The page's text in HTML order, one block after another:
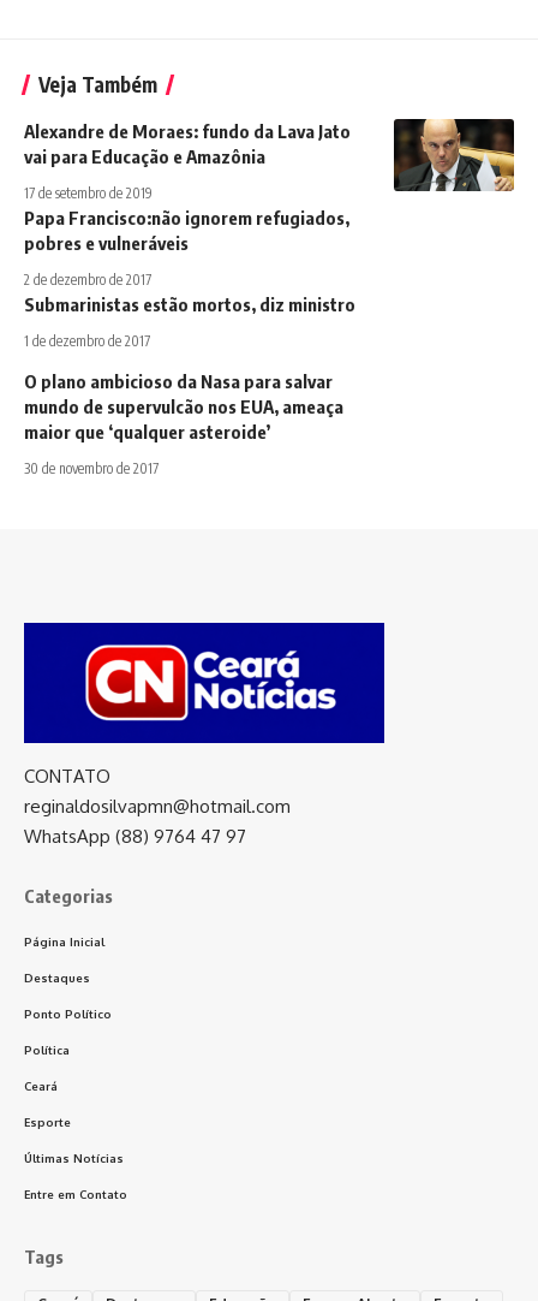
Veja Também
Alexandre de Moraes: fundo da Lava Jato
vai para Educação e Amazônia
17 de setembro de 2019
Papa Francisco:não ignorem refugiados,
pobres e vulneráveis
2 de dezembro de 2017
Submarinistas estão mortos, diz ministro
1 de dezembro de 2017
O plano ambicioso da Nasa para salvar
mundo de supervulcão nos EUA, ameaça
maior que ‘qualquer asteroide’
30 de novembro de 2017
CONTATO
reginaldosilvapmn@hotmail.com
WhatsApp (88) 9764 47 97
Categorias
Página Inicial
Destaques
Ponto Político
Política
Ceará
Esporte
Últimas Notícias
Entre em Contato
Tags